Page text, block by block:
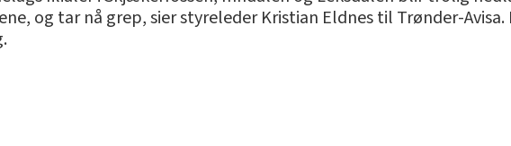
og tar nå grep, sier styreleder Kristian Eldnes til Trønder-